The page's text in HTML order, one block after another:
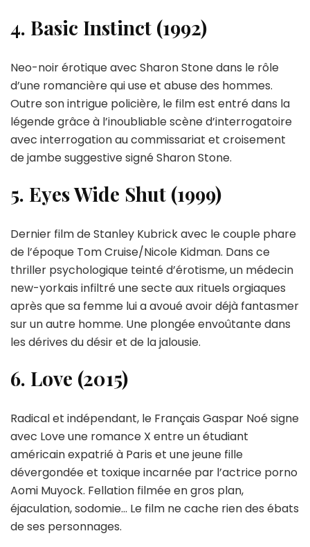
4. Basic Instinct (1992)
Neo-noir érotique avec Sharon Stone dans le rôle
d’une romancière qui use et abuse des hommes.
Outre son intrigue policière, le film est entré dans la
légende grâce à l’inoubliable scène d’interrogatoire
avec interrogation au commissariat et croisement
de jambe suggestive signé Sharon Stone.
5. Eyes Wide Shut (1999)
Dernier film de Stanley Kubrick avec le couple phare
de l’époque Tom Cruise/Nicole Kidman. Dans ce
thriller psychologique teinté d’érotisme, un médecin
new-yorkais infiltré une secte aux rituels orgiaques
après que sa femme lui a avoué avoir déjà fantasmer
sur un autre homme. Une plongée envoûtante dans
les dérives du désir et de la jalousie.
6. Love (2015)
Radical et indépendant, le Français Gaspar Noé signe
avec Love une romance X entre un étudiant
américain expatrié à Paris et une jeune fille
dévergondée et toxique incarnée par l’actrice porno
Aomi Muyock. Fellation filmée en gros plan,
éjaculation, sodomie… Le film ne cache rien des ébats
de ses personnages.